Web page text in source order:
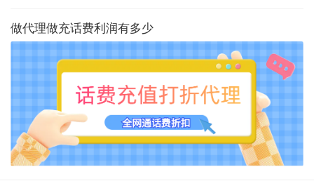
做代理做充话费利润有多少